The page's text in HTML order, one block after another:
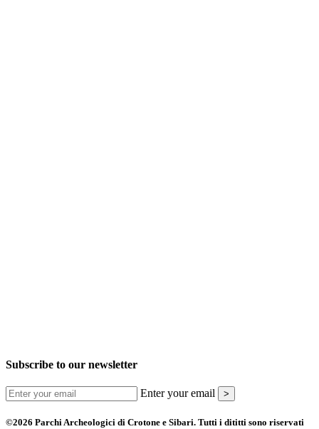
Subscribe to our newsletter
Enter your email >
©2026 Parchi Archeologici di Crotone e Sibari. Tutti i dititti sono riservati